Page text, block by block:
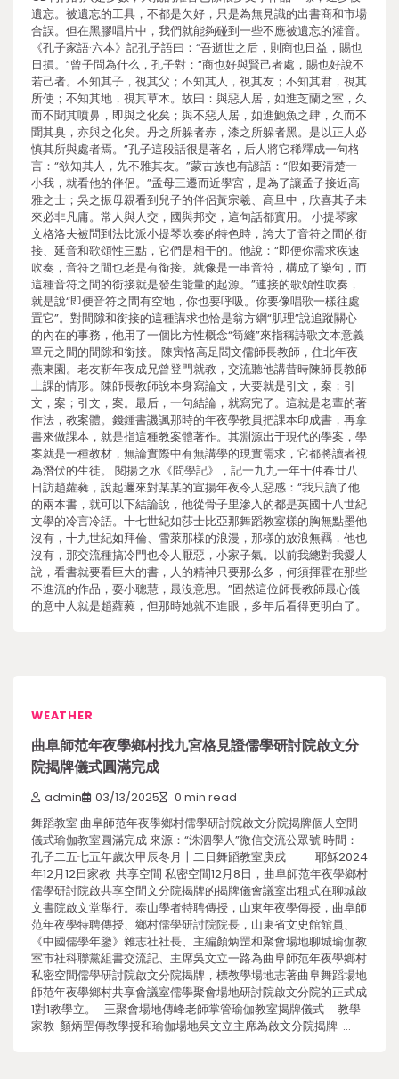
遺忘。被遺忘的工具，不都是欠好，只是為無見識的出書商和市場
合誤。但在黑膠唱片中，我們就能夠碰到一些不應被遺忘的灌音。
《孔子家語·六本》記孔子語曰：“吾逝世之后，則商也日益，賜也
日損。”曾子問為什么，孔子對：“商也好與賢己者處，賜也好說不
若己者。不知其子，視其父；不知其人，視其友；不知其君，視其
所使；不知其地，視其草木。故曰：與惡人居，如進芝蘭之室，久
而不聞其噴鼻，即與之化矣；與不惡人居，如進鮑魚之肆，久而不
聞其臭，亦與之化矣。丹之所躲者赤，漆之所躲者黑。是以正人必
慎其所與處者焉。”孔子這段話很是著名，后人將它稀釋成一句格
言：“欲知其人，先不雅其友。”蒙古族也有諺語：“假如要清楚一
小我，就看他的伴侶。”孟母三遷而近學宮，是為了讓孟子接近高
雅之士；吳之振母親看到兒子的伴侶黃宗羲、高旦中，欣喜其子未
來必非凡庸。常人與人交，國與邦交，這句話都實用。 小提琴家
文格洛夫被問到法比派小提琴吹奏的特色時，誇大了音符之間的銜
接、延音和歌頌性三點，它們是相干的。他說：“即便你需求疾速
吹奏，音符之間也老是有銜接。就像是一串音符，構成了樂句，而
這種音符之間的銜接就是發生能量的起源。”連接的歌頌性吹奏，
就是說“即便音符之間有空地，你也要呼吸。你要像唱歌一樣往處
置它”。對間隙和銜接的這種講求也恰是翁方綱“肌理”說追蹤關心
的內在的事務，他用了一個比方性概念“筍縫”來指稱詩歌文本意義
單元之間的間隙和銜接。 陳寅恪高足閻文儒師長教師，住北年夜
燕東園。老友靳年夜成兄曾登門就教，交流聽他講昔時陳師長教師
上課的情形。陳師長教師說本身寫論文，大要就是引文，案；引
文，案；引文，案。最后，一句結論，就寫完了。這就是老輩的著
作法，教案體。錢鍾書譏諷那時的年夜學教員把課本印成書，再拿
書來做課本，就是指這種教案體著作。其淵源出于現代的學案，學
案就是一種教材，無論實際中有無講學的現實需求，它都將讀者視
為潛伏的生徒。 閱揚之水《問學記》，記一九九一年十仲春廿八
日訪趙蘿蕤，說起邇來對某某的宣揚年夜令人惡感：“我只讀了他
的兩本書，就可以下結論說，他從骨子里滲入的都是英國十八世紀
文學的冷言冷語。十七世紀如莎士比亞那舞蹈教室樣的胸無點墨他
沒有，十九世紀如拜倫、雪萊那樣的浪漫，那樣的放浪無羈，他也
沒有，那交流種搞冷門也令人厭惡，小家子氣。以前我總對我愛人
說，看書就要看巨大的書，人的精神只要那么多，何須揮霍在那些
不進流的作品，耍小聰慧，最沒意思。”固然這位師長教師最心儀
的意中人就是趙蘿蕤，但那時她就不進眼，多年后看得更明白了。
WEATHER
曲阜師范年夜學鄉村找九宮格見證儒學研討院啟文分
院揭牌儀式圓滿完成
admin 03/13/2025 0 min read
舞蹈教室 曲阜師范年夜學鄉村儒學研討院啟文分院揭牌個人空間
儀式瑜伽教室圓滿完成 來源：“洙泗學人”微信交流公眾號 時間：
孔子二五七五年歲次甲辰冬月十二日舞蹈教室庚戌 耶穌2024
年12月12日家教 共享空間 私密空間12月8日，曲阜師范年夜學鄉村
儒學研討院啟共享空間文分院揭牌的揭牌儀會議室出租式在聊城啟
文書院啟文堂舉行。泰山學者特聘傳授，山東年夜學傳授，曲阜師
范年夜學特聘傳授、鄉村儒學研討院院長，山東省文史館館員、
《中國儒學年鑒》雜志社社長、主編顏炳罡和聚會場地聊城瑜伽教
室市社科聯黨組書交流記、主席吳文立一路為曲阜師范年夜學鄉村
私密空間儒學研討院啟文分院揭牌，標教學場地志著曲阜舞蹈場地
師范年夜學鄉村共享會議室儒學聚會場地研討院啟文分院的正式成
1對1教學立。 王聚會場地傳峰老師掌管瑜伽教室揭牌儀式 教學
家教 顏炳罡傳教學授和瑜伽場地吳文立主席為啟文分院揭牌 …